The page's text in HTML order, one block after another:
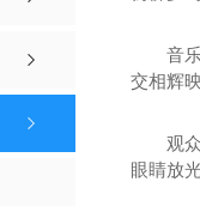
音
交相辉
观
眼睛放